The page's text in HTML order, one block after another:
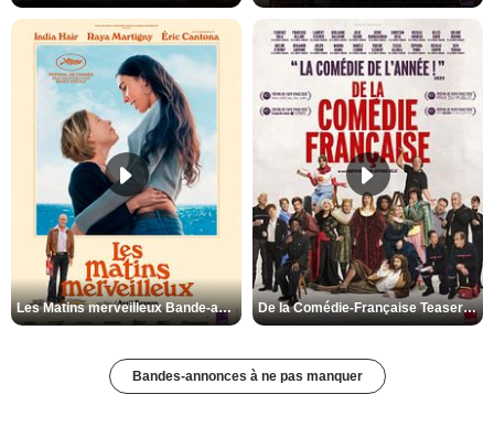
Les Matins merveilleux Bande-annonce VF De la Comédie-Française Teaser VF
Bandes-annonces à ne pas manquer